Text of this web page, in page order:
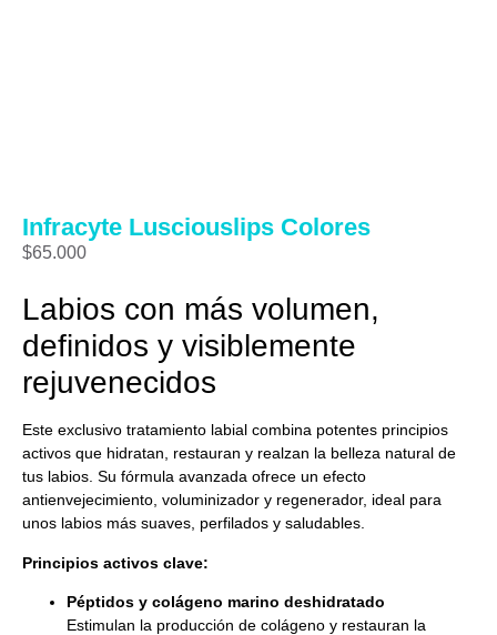
Infracyte Lusciouslips Colores
$65.000
Labios con más volumen,
definidos y visiblemente
rejuvenecidos
Este exclusivo tratamiento labial combina potentes principios
activos que hidratan, restauran y realzan la belleza natural de
tus labios. Su fórmula avanzada ofrece un efecto
antienvejecimiento, voluminizador y regenerador, ideal para
unos labios más suaves, perfilados y saludables.
Principios activos clave:
Péptidos y colágeno marino deshidratado
Estimulan la producción de colágeno y restauran la